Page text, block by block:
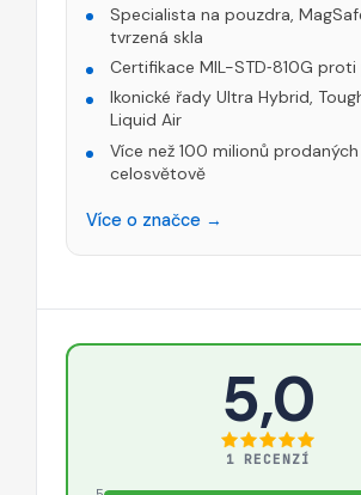
Specialista na pouzdra,
tvrzená skla
Certifikace MIL-STD‑810G
Ikonické řady Ultra Hybrid,
Liquid Air
Více než 100 milionů
celosvětově
Více o značce →
5,0
1 RECENZÍ